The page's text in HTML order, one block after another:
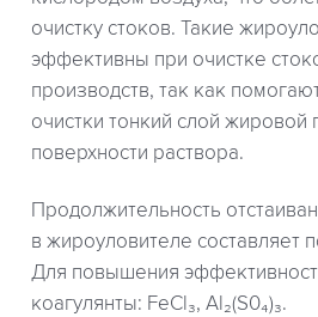
очистку стоков. Такие
эффективны при очистке
производств, так как
очистки тонкий слой жировой
поверхности раствора.
Продолжительность
в жироуловителе составляет
Для повышения
коагулянты: FeCl₃, Al₂(S0₄)₃.